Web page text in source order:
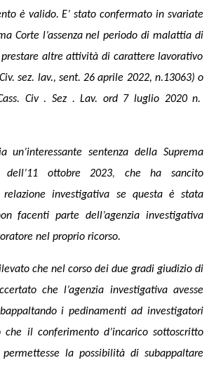
è valido.E’ stato confermatoin svariate
Corte l’assenzanel periodo di malattiadi
prestare altre attività di carattere lavorativo
sez. lav., sent. 26 aprile 2022, n.13063) o
Civ . Sez . Lav. ord 7 luglio 2020 n.
un’interessante sentenza della Suprema
ottobre 2023, che ha sancito
relazione investigativa se questa è stata
facenti parte dell’agenzia investigativa
nel proprio ricorso.
che nel corso dei due gradi giudizio di
che l’agenzia investigativaavesse
i pedinamenti ad investigatori
che il conferimento d’incaricosottoscritto
permettessela possibilità di subappaltare